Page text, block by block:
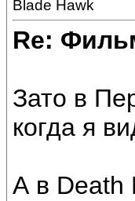
Blade Hawk
Re:
Зато в
когда я
А в Death